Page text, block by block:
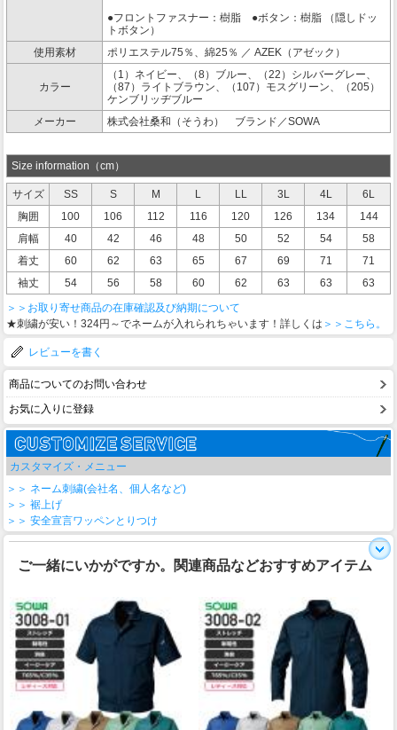
●フロントファスナー：樹脂 ●ボタン：樹脂 （隠しドッ
トボタン）
使用素材
ポリエステル75％、綿25％ ／ AZEK（アゼック）
カラー
（1）ネイビー、（8）ブルー、（22）シルバーグレー、
（87）ライトブラウン、（107）モスグリーン、（205）
ケンブリッヂブルー
メーカー
株式会社桑和（そうわ） ブランド／SOWA
Size information（cm）
サイズ SS S M L LL 3L 4L
6L
胸囲
100 106 112 116 120 126 134
144
肩幅
40 42 46 48 50 52 54
58
着丈
60 62 63 65 67 69 71
71
袖丈
54 56 58 60 62 63 63
63
＞＞お取り寄せ商品の在庫確認及び納期について
★刺繍が安い！324円～でネームが入れられちゃいます！詳しくは ＞＞こちら。
レビューを書く
商品についてのお問い合わせ
お気に入りに登録
カスタマイズ・メニュー
＞＞ ネーム刺繍(会社名、個人名など)
＞＞ 裾上げ
＞＞ 安全宣言ワッペンとりつけ
ご一緒にいかがですか。関連商品などおすすめアイテム